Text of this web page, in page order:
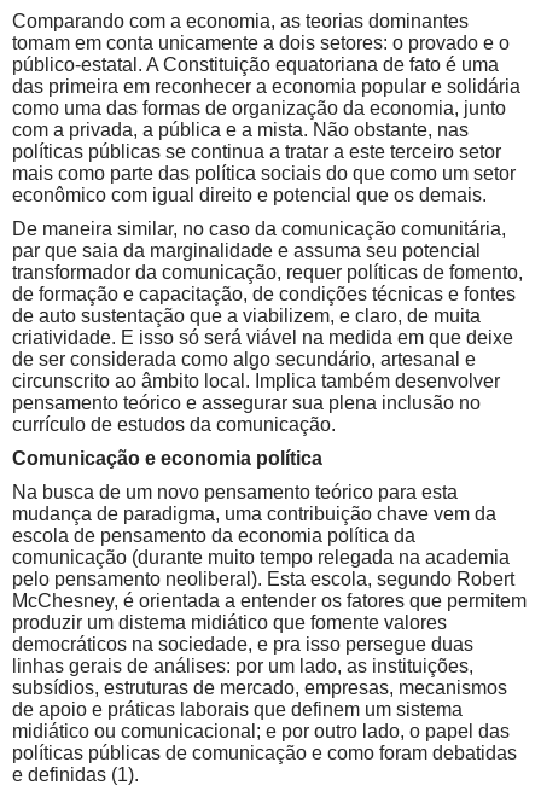
Comparando com a economia, as teorias dominantes
tomam em conta unicamente a dois setores: o provado e o
público-estatal. A Constituição equatoriana de fato é uma
das primeira em reconhecer a economia popular e solidária
como uma das formas de organização da economia, junto
com a privada, a pública e a mista. Não obstante, nas
políticas públicas se continua a tratar a este terceiro setor
mais como parte das política sociais do que como um setor
econômico com igual direito e potencial que os demais.
De maneira similar, no caso da comunicação comunitária,
par que saia da marginalidade e assuma seu potencial
transformador da comunicação, requer políticas de fomento,
de formação e capacitação, de condições técnicas e fontes
de auto sustentação que a viabilizem, e claro, de muita
criatividade. E isso só será viável na medida em que deixe
de ser considerada como algo secundário, artesanal e
circunscrito ao âmbito local. Implica também desenvolver
pensamento teórico e assegurar sua plena inclusão no
currículo de estudos da comunicação.
Comunicação e economia política
Na busca de um novo pensamento teórico para esta
mudança de paradigma, uma contribuição chave vem da
escola de pensamento da economia política da
comunicação (durante muito tempo relegada na academia
pelo pensamento neoliberal). Esta escola, segundo Robert
McChesney, é orientada a entender os fatores que permitem
produzir um distema midiático que fomente valores
democráticos na sociedade, e pra isso persegue duas
linhas gerais de análises: por um lado, as instituições,
subsídios, estruturas de mercado, empresas, mecanismos
de apoio e práticas laborais que definem um sistema
midiático ou comunicacional; e por outro lado, o papel das
políticas públicas de comunicação e como foram debatidas
e definidas (1).